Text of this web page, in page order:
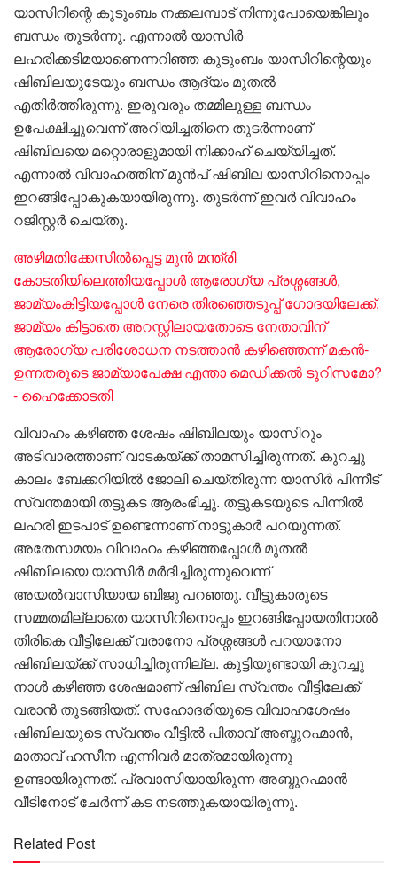
യാസിറിന്റെ കുടുംബം നക്കലമ്പാട് നിന്നുപോയെങ്കിലും
ബന്ധം തുടർന്നു. എന്നാൽ യാസിർ
ലഹരിക്കടിമയാണെന്നറിഞ്ഞ കുടുംബം യാസിറിന്റെയും
ഷിബിലയുടേയും ബന്ധം ആദ്യം മുതൽ
എതിർത്തിരുന്നു. ഇരുവരും തമ്മിലുള്ള ബന്ധം
ഉപേക്ഷിച്ചുവെന്ന് അറിയിച്ചതിനെ തുടർന്നാണ്
ഷിബിലയെ മറ്റൊരാളുമായി നിക്കാഹ് ചെയ്യിച്ചത്.
എന്നാൽ വിവാഹത്തിന് മുൻപ് ഷിബില യാസിറിനൊപ്പം
ഇറങ്ങിപ്പോകുകയായിരുന്നു. തുടർന്ന് ഇവർ വിവാഹം
റജിസ്റ്റർ ചെയ്തു.
അഴിമതിക്കേസിൽപ്പെട്ട മുൻ മന്ത്രി
കോടതിയിലെത്തിയപ്പോൾ ആരോ​ഗ്യ പ്രശ്നങ്ങൾ,
ജാമ്യംകിട്ടിയപ്പോൾ നേരെ തിരഞ്ഞെടുപ്പ് ​ഗോദയിലേക്ക്,
ജാമ്യം കിട്ടാതെ അറസ്റ്റിലായതോടെ നേതാവിന്
ആരോഗ്യ പരിശോധന നടത്താൻ കഴിഞ്ഞെന്ന് മകൻ-
ഉന്നതരുടെ ജാമ്യാപേക്ഷ എന്താ മെഡിക്കൽ ടൂറിസമോ?
- ഹൈക്കോടതി
വിവാഹം കഴിഞ്ഞ ശേഷം ഷിബിലയും യാസിറും
അടിവാരത്താണ് വാടകയ്ക്ക് താമസിച്ചിരുന്നത്. കുറച്ചു
കാലം ബേക്കറിയിൽ ജോലി ചെയ്തിരുന്ന യാസിർ പിന്നീട്
സ്വന്തമായി തട്ടുകട ആരംഭിച്ചു. തട്ടുകടയുടെ പിന്നിൽ
ലഹരി ഇടപാട് ഉണ്ടെന്നാണ് നാട്ടുകാർ പറയുന്നത്.
അതേസമയം വിവാഹം കഴിഞ്ഞപ്പോൾ മുതൽ
ഷിബിലയെ യാസിർ മർദിച്ചിരുന്നുവെന്ന്
അയൽവാസിയായ ബിജു പറഞ്ഞു. വീട്ടുകാരുടെ
സമ്മതമില്ലാതെ യാസിറിനൊപ്പം ഇറങ്ങിപ്പോയതിനാൽ
തിരികെ വീട്ടിലേക്ക് വരാനോ പ്രശ്നങ്ങൾ പറയാനോ
ഷിബിലയ്ക്ക് സാധിച്ചിരുന്നില്ല. കുട്ടിയുണ്ടായി കുറച്ചു
നാൾ കഴിഞ്ഞ ശേഷമാണ് ഷിബില സ്വന്തം വീട്ടിലേക്ക്
വരാൻ തുടങ്ങിയത്. സഹോദരിയുടെ വിവാഹശേഷം
ഷിബിലയുടെ സ്വന്തം വീട്ടിൽ പിതാവ് അബ്ദുറഹ്മാൻ,
മാതാവ് ഹസീന എന്നിവർ മാത്രമായിരുന്നു
ഉണ്ടായിരുന്നത്. പ്രവാസിയായിരുന്ന അബ്ദുറഹ്മാൻ
വീടിനോട് ചേർന്ന് കട നടത്തുകയായിരുന്നു.
Related Post